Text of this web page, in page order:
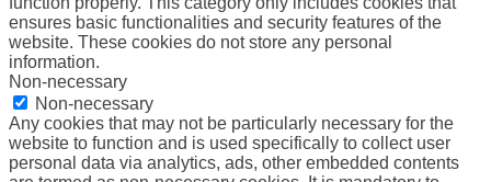
ensures basic functionalities and security features of the
website. These cookies do not store any personal
information.
Non-necessary
Non-necessary
Any cookies that may not be particularly necessary for the
website to function and is used specifically to collect user
personal data via analytics, ads, other embedded contents